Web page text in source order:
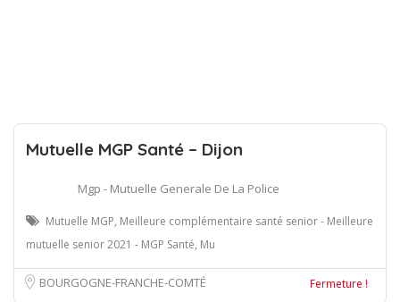
Mutuelle MGP Santé – Dijon
Mgp - Mutuelle Generale De La Police
Mutuelle MGP, Meilleure complémentaire santé senior - Meilleure
mutuelle senior 2021 - MGP Santé, Mu
BOURGOGNE-FRANCHE-COMTÉ Fermeture !